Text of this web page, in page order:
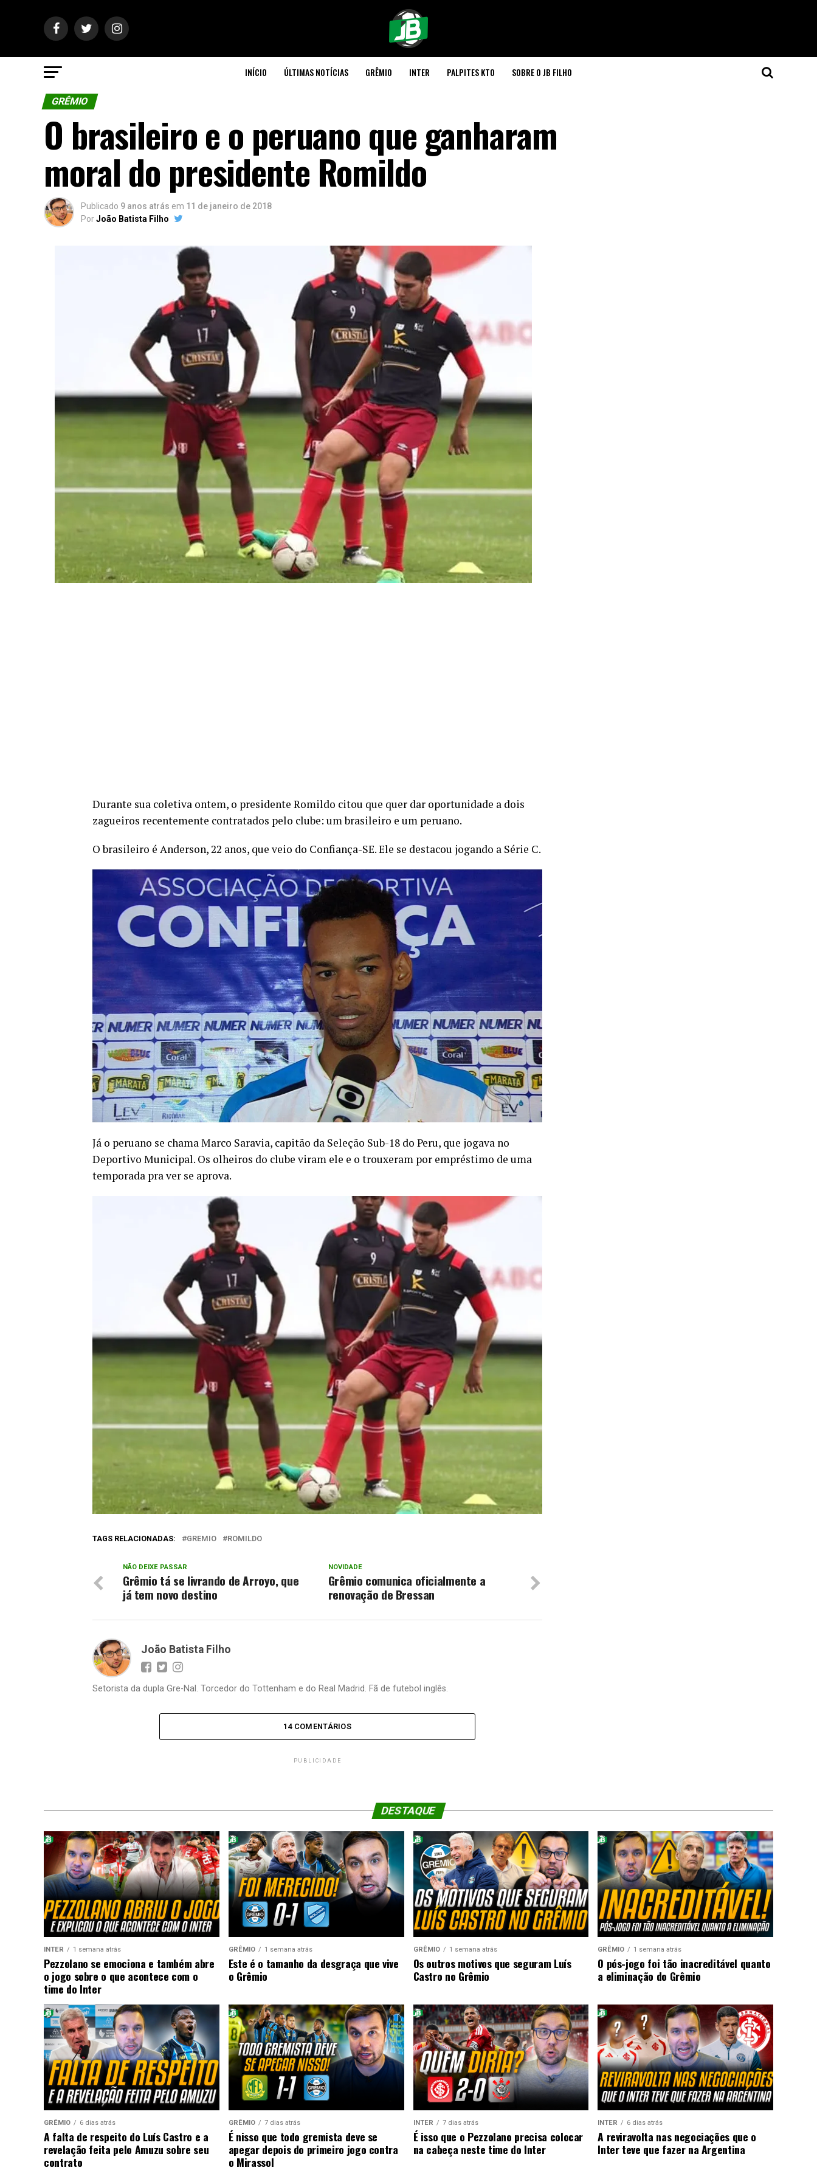
INÍCIO ÚLTIMAS NOTÍCIAS GRÊMIO INTER PALPITES KTO SOBRE O JB FILHO
GRÊMIO
O brasileiro e o peruano que ganharam
moral do presidente Romildo
Publicado 9 anos atrás em 11 de janeiro de 2018
PorJoão Batista Filho
Durante sua coletiva ontem, o presidente Romildo citou que quer dar oportunidade a dois
zagueiros recentemente contratados pelo clube: um brasileiro e um peruano.
O brasileiro é Anderson, 22 anos, que veio do Confiança-SE. Ele se destacou jogando a Série C.
Já o peruano se chama Marco Saravia, capitão da Seleção Sub-18 do Peru, que jogava no
Deportivo Municipal. Os olheiros do clube viram ele e o trouxeram por empréstimo de uma
temporada pra ver se aprova.
TAGS RELACIONADAS: GREMIO ROMILDO
NOVIDADE
Grêmio comunica oficialmente a
renovação de Bressan
NÃO DEIXE PASSAR
Grêmio tá se livrando de Arroyo, que
já tem novo destino
João Batista Filho
Setorista da dupla Gre-Nal. Torcedor do Tottenham e do Real Madrid. Fã de futebol inglês.
14 COMENTÁRIOS
PUBLICIDADE
DESTAQUE
INTER 1 semana atrás
Pezzolano se emociona e também abre
o jogo sobre o que acontece com o
time do Inter
GRÊMIO 1 semana atrás
Este é o tamanho da desgraça que vive
o Grêmio
GRÊMIO 1 semana atrás
Os outros motivos que seguram Luís
Castro no Grêmio
GRÊMIO 1 semana atrás
O pós-jogo foi tão inacreditável quanto
a eliminação do Grêmio
GRÊMIO 6 dias atrás
A falta de respeito do Luís Castro e a
revelação feita pelo Amuzu sobre seu
contrato
GRÊMIO 7 dias atrás
É nisso que todo gremista deve se
apegar depois do primeiro jogo contra
o Mirassol
INTER 7 dias atrás
É isso que o Pezzolano precisa colocar
na cabeça neste time do Inter
INTER 6 dias atrás
A reviravolta nas negociações que o
Inter teve que fazer na Argentina